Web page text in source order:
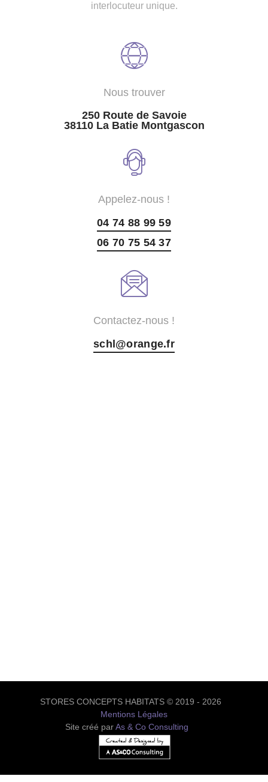
interlocuteur unique.
Nous trouver
250 Route de Savoie
38110 La Batie Montgascon
Appelez-nous !
04 74 88 99 59
06 70 75 54 37
Contactez-nous !
schl@orange.fr
STORES CONCEPTS HABITATS © 2019 - 2026
Mentions Légales
Site créé parAs & Co Consulting